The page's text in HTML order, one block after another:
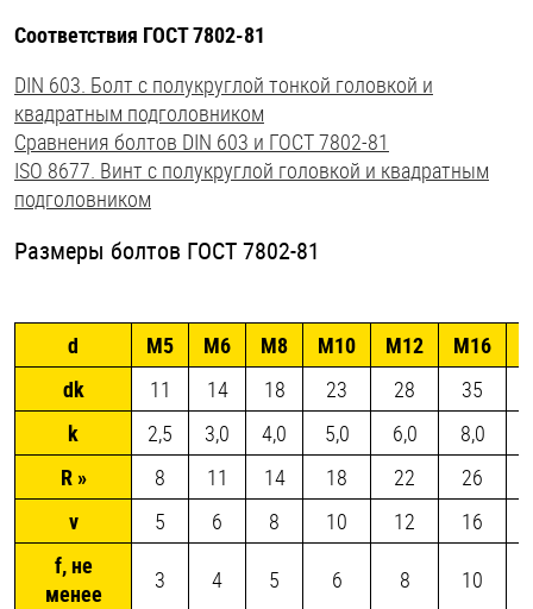
Соответствия ГОСТ 7802-81
DIN 603. Болт с полукруглой тонкой головкой и
квадратным подголовником
Сравнения болтов DIN 603 и ГОСТ 7802-81
ISO 8677. Винт с полукруглой головкой и квадратным
подголовником
Размеры болтов ГОСТ 7802-81
d М5 M6 M8 M10 M12 M16
dk
11 14 18 23 28 35
k
2,5 3,0 4,0 5,0 6,0 8,0
R »
8 11 14 18 22 26
v
5 6 8 10 12 16
f, не
менее
3 4 5 6 8 10